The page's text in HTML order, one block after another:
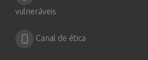
vulneráveis
Canal de ética